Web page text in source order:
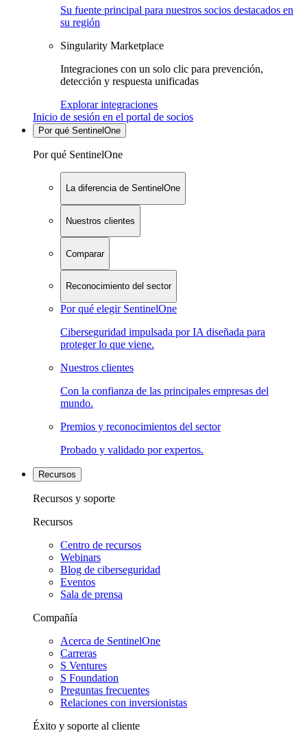
Su fuente principal para nuestros socios destacados en
su región
Singularity Marketplace
Integraciones con un solo clic para prevención,
detección y respuesta unificadas
Explorar integraciones
Inicio de sesión en el portal de socios
Por qué SentinelOne
Por qué SentinelOne
La diferencia de SentinelOne
Nuestros clientes
Comparar
Reconocimiento del sector
Por qué elegir SentinelOne
Ciberseguridad impulsada por IA diseñada para
proteger lo que viene.
Nuestros clientes
Con la confianza de las principales empresas del
mundo.
Premios y reconocimientos del sector
Probado y validado por expertos.
Recursos
Recursos y soporte
Recursos
Centro de recursos
Webinars
Blog de ciberseguridad
Eventos
Sala de prensa
Compañía
Acerca de SentinelOne
Carreras
S Ventures
S Foundation
Preguntas frecuentes
Relaciones con inversionistas
Éxito y soporte al cliente